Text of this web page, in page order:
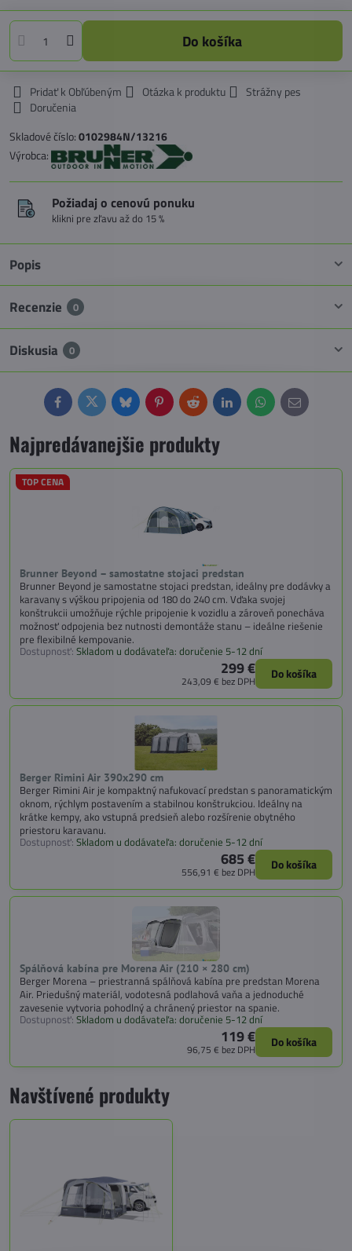
Do košíka
Pridať k Obľúbeným Otázka k produktu
Strážny pes
Doručenia
Skladové číslo:0102984N/13216
Výrobca:
Požiadaj o cenovú ponuku
klikni pre zľavu až do 15 %
Popis
Recenzie 0
Diskusia 0
FacebookTwitterBlueskyPinterestReddit LinkedInWhatsApp
E-
mail
Najpredávanejšie produkty
Brunner Beyond – samostatne stojaci predstan
TOP CENA
Brunner Beyond je samostatne stojaci predstan, ideálny pre dodávky a
karavany s výškou pripojenia od 180 do 240 cm. Vďaka svojej
konštrukcii umožňuje rýchle pripojenie k vozidlu a zároveň ponecháva
možnosť odpojenia bez nutnosti demontáže stanu – ideálne riešenie
pre flexibilné kempovanie.
Dostupnosť: Skladom u dodávateľa: doručenie 5-12 dní
299 €
243,09 € bez DPH Do košíka
Berger Rimini Air 390x290 cm
Berger Rimini Air je kompaktný nafukovací predstan s panoramatickým
oknom, rýchlym postavením a stabilnou konštrukciou. Ideálny na
krátke kempy, ako vstupná predsieň alebo rozšírenie obytného
priestoru karavanu.
Dostupnosť: Skladom u dodávateľa: doručenie 5-12 dní
685 €
556,91 € bez DPH Do košíka
Spálňová kabína pre Morena Air (210 × 280 cm)
Berger Morena – priestranná spálňová kabína pre predstan Morena
Air. Priedušný materiál, vodotesná podlahová vaňa a jednoduché
zavesenie vytvoria pohodlný a chránený priestor na spanie.
Dostupnosť: Skladom u dodávateľa: doručenie 5-12 dní
119 €
96,75 € bez DPH Do košíka
Navštívené produkty